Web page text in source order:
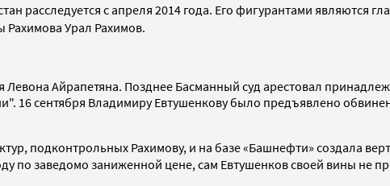
расследуется с апреля 2014 года. Его фигурантами являются
Урал Рахимов.
Айрапетяна. Позднее Басманный суд арестовал
16 сентября Владимиру Евтушенкову было предъявлено
подконтрольных Рахимову, и на базе «Башнефти» создала
по заведомо заниженной цене, сам Евтушенков своей вины не